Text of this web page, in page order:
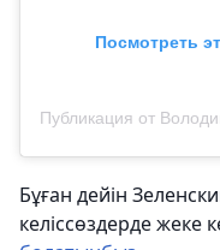
Посмотреть
Бұған дейін
келіссөздерде жеке